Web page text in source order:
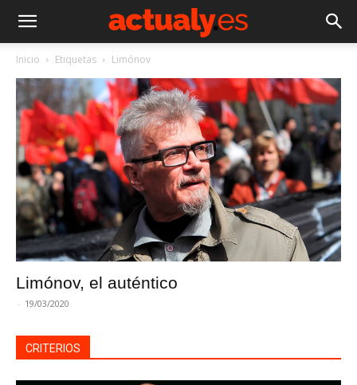
Inicio Etiquetas Limónov
Limónov, el auténtico
- 19/03/2020
CRITERIOS